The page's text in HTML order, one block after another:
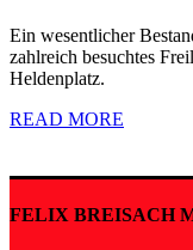
Ein wesentlicher
zahlreich besuchtes
Heldenplatz.
READ MORE
FELIX BREISACH